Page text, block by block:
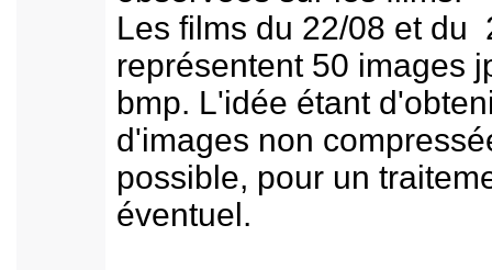
Les films du 22/08 et du
représentent 50 images
bmp. L'idée étant
d'images non
possible, pour un
éventuel.